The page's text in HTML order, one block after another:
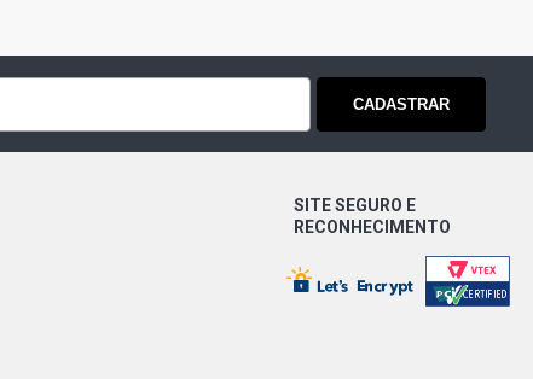
CADASTRAR
SITE SEGURO E
RECONHECIMENTO